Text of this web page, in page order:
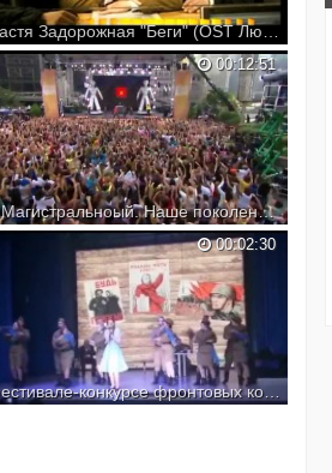
Настя Задорожная "Беги" (OST Любовь В Большом Городе 2) (2010) (МУЗЫКАЛЬНЫЙ ВИДЕОКЛИП)
00:12:51
п.Магистральноый. Наше поколение. Кто если не Мы
00:02:30
фестивале-конкурсе фронтовых концертных бригад, посвященном 75 летию Великой Победы 2